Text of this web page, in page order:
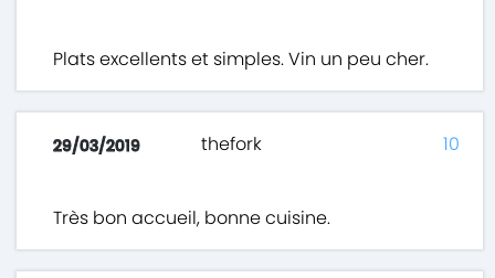
Plats excellents et simples. Vin un peu cher.
29/03/2019 thefork
Très bon accueil, bonne cuisine.
10